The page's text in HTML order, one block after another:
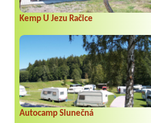
Kemp U Jezu Račice
Autocamp Slunečná